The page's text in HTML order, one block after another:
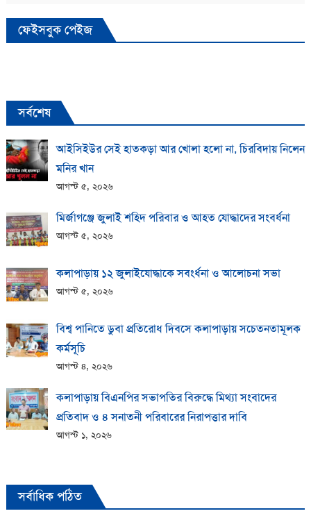
ফেইসবুক পেইজ
সর্বশেষ
আইসিইউর সেই হাতকড়া আর খোলা হলো না, চিরবিদায় নিলেন
মনির খান
আগস্ট ৫, ২০২৬
মির্জাগঞ্জে জুলাই শহিদ পরিবার ও আহত যোদ্ধাদের সংবর্ধনা
আগস্ট ৫, ২০২৬
কলাপাড়ায় ১২ জুলাইযোদ্ধাকে সবংর্ধনা ও আলোচনা সভা
আগস্ট ৫, ২০২৬
বিশ্ব পানিতে ডুবা প্রতিরোধ দিবসে কলাপাড়ায় সচেতনতামূলক
কর্মসূচি
আগস্ট ৪, ২০২৬
কলাপাড়ায় বিএনপির সভাপতির বিরুদ্ধে মিথ্যা সংবাদের
প্রতিবাদ ও ৪ সনাতনী পরিবারের নিরাপত্তার দাবি
আগস্ট ১, ২০২৬
সর্বাধিক পঠিত